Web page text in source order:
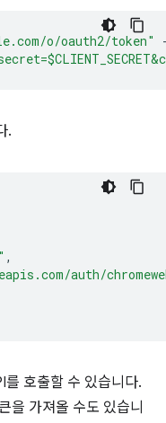
o/oauth2/token"
.
,
auth/
를 호출할 수 있습니다.
을 가져올 수도 있습니